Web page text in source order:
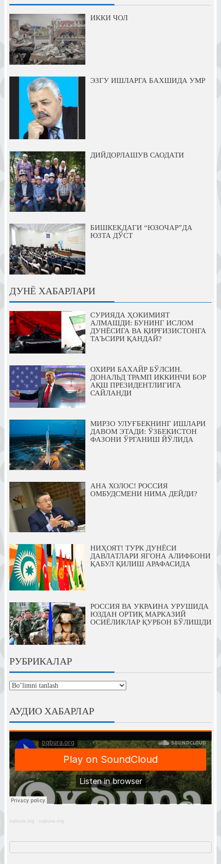
ИККИ ЧОЛ
ЭЗГУ ИШЛАРГА БАХШИДА УМР
ДИЙДОРЛАШУВ САОДАТИ
БИШКЕКДАГИ “ЮЗОЧАР”ДА
ЮЗТА ДЎСТ
ДУНЁ ХАБАРЛАРИ
СУРИЯДА ҲОКИМИЯТ
АЛМАШДИ: БУНИНГ ИСЛОМ
ДУНЁСИГА ВА ҚИРҒИЗИСТОНГА
ТАЪСИРИ ҚАНДАЙ?
ОХИРИ БАХАЙР БЎЛСИН.
ДОНАЛЬД ТРАМП ИККИНЧИ БОР
АҚШ ПРЕЗИДЕНТЛИГИГА
САЙЛАНДИ
МИРЗО УЛУҒБЕКНИНГ ИШЛАРИ
ДАВОМ ЭТАДИ: ЎЗБЕКИСТОН
ФАЗОНИ ЎРГАНИШ ЙЎЛИДА
АНА ХОЛОС! РОССИЯ
ОМБУДСМЕНИ НИМА ДЕЙДИ?
НИҲОЯТ! ТУРК ДУНЁСИ
ДАВЛАТЛАРИ ЯГОНА АЛИФБОНИ
ҚАБУЛ ҚИЛИШ АРАФАСИДА
РОССИЯ ВА УКРАИНА УРУШИДА
ЮЗДАН ОРТИҚ МАРКАЗИЙ
ОСИЁЛИКЛАР ҚУРБОН БЎЛИШДИ
РУБРИКАЛАР
рубрикалар
АУДИО ХАБАРЛАР
oqbura.org · oqbura.org